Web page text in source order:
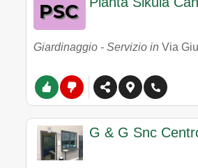
Giardinaggio - Servizio in Via
G & G Snc